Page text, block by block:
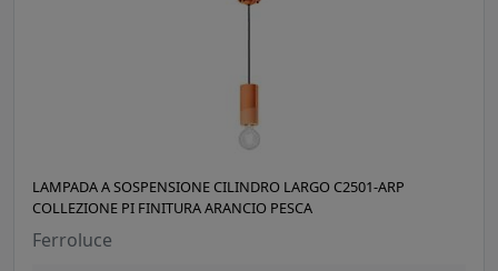
LAMPADA A SOSPENSIONE CILINDRO LARGO C2501-ARP
COLLEZIONE PI FINITURA ARANCIO PESCA
Ferroluce